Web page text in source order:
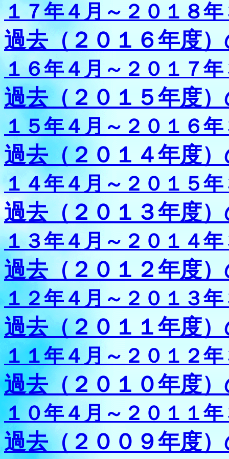
１７年４月～２０１８年
過去（２０１６年度
１６年４月～２０１７年
過去（２０１５年度
１５年４月～２０１６年
過去（２０１４年度
１４年４月～２０１５年
過去（２０１３年度
１３年４月～２０１４年
過去（２０１２年度
１２年４月～２０１３
過去（２０１１年度
１１年４月～２０１２年
過去（２０１０年度
１０年４月～２０１１
過去（２００９年度